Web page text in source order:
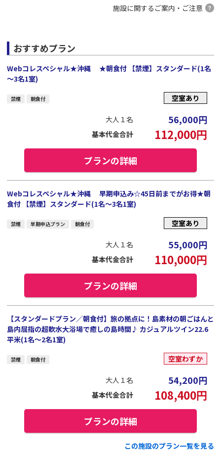
施設に関するご案内・ご注意
おすすめプラン
Webコレスペシャル★沖縄 ★朝食付 【禁煙】スタンダード(1名
～3名1室)
禁煙 朝食付 空室あり
大人１名 56,000円
基本代金合計 112,000円
プランの詳細
Webコレスペシャル★沖縄 早期申込み☆45日前までがお得★朝
食付 【禁煙】スタンダード(1名～3名1室)
禁煙 早期申込プラン 朝食付 空室あり
大人１名 55,000円
基本代金合計 110,000円
プランの詳細
【スタンダードプラン／朝食付】旅の拠点に！島素材の朝ごはんと
島内屈指の超軟水大浴場で癒しの島時間♪ カジュアルツイン22.6
平米(1名～2名1室)
禁煙 朝食付 空室わずか
大人１名 54,200円
基本代金合計 108,400円
プランの詳細
この施設のプラン一覧を見る